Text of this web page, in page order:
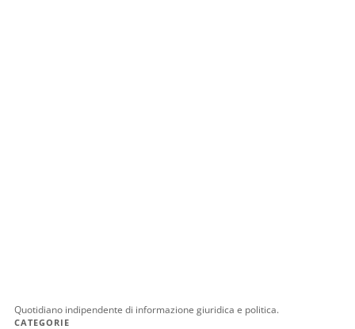
Quotidiano indipendente di informazione giuridica e politica.
CATEGORIE